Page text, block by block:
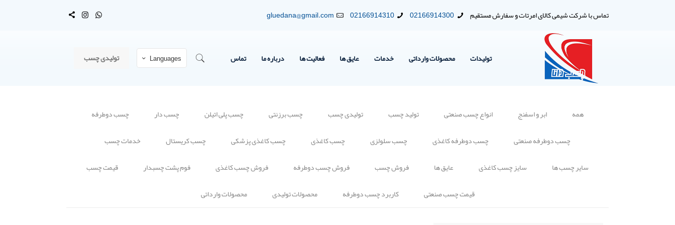
تماس با شرکت شیمی کالای امرتات و سفارش مستقیم 02166914300
02166914310
gluedana@gmail.com
تولیدات محصولات وارداتی خدمات عایق ها فعالیت ها درباره ما تماس Languages تولیدی چسب
همه ابر و اسفنج انواع چسب صنعتی تولید چسب تولیدی چسب چسب برزنتی چسب پلی اتیلن چسب دار
چسب دوطرفه
چسب دوطرفه صنعتی
چسب دوطرفه کاغذی چسب سلولزی چسب کاغذی چسب کاغذی پزشکی چسب کریستال
خدمات چسب
سایر چسب ها
سایز چسب کاغذی عایق ها فروش چسب فروش چسب دوطرفه فروش چسب کاغذی فوم پشت چسبدار
قیمت چسب
قیمت چسب صنعتی
کاربرد چسب دوطرفه محصولات تولیدی محصولات وارداتی